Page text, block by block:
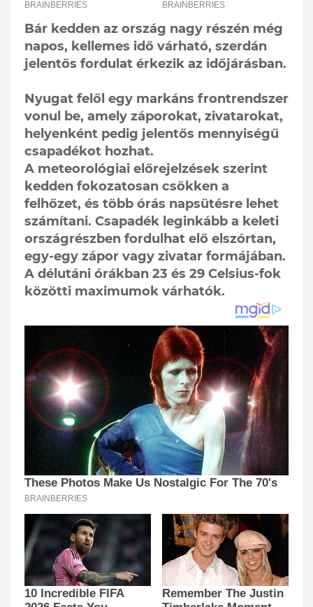
Bár kedden az ország nagy részén még
napos, kellemes idő várható, szerdán
jelentős fordulat érkezik az időjárásban.
Nyugat felől egy markáns frontrendszer
vonul be, amely záporokat, zivatarokat,
helyenként pedig jelentős mennyiségű
csapadékot hozhat.
A meteorológiai előrejelzések szerint
kedden fokozatosan csökken a
felhőzet, és több órás napsütésre lehet
számítani. Csapadék leginkább a keleti
országrészben fordulhat elő elszórtan,
egy-egy zápor vagy zivatar formájában.
A délutáni órákban 23 és 29 Celsius-fok
közötti maximumok várhatók.